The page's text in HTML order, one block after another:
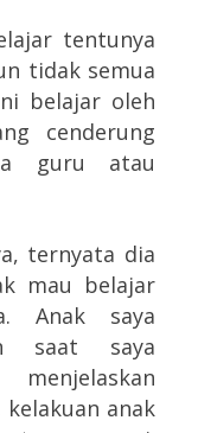
tentunya
tidak semua
belajar oleh
cenderung
guru atau
ternyata dia
mau belajar
Anak saya
saat saya
anak